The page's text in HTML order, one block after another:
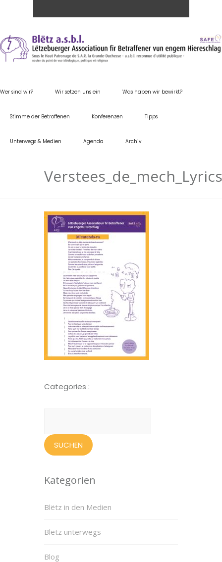
Wer sind wir? Wir setzen uns ein Was haben wir bewirkt?
Stimme der Betroffenen Konferenzen Tipps
Unterwegs & Medien Agenda Archiv
Categories :
Kategorien
Blëtz in den Medien
Blëtz unterwegs
Blog